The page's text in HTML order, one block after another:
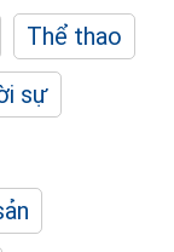
Thể thao
sự